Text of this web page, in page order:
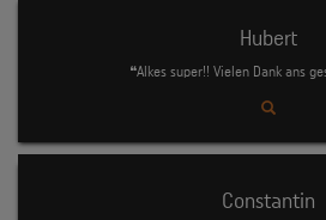
Hubert
❝Alkes super!! Vielen Dank ans
Constantin